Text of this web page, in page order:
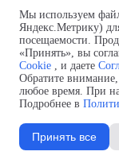
Мы используем
Яндекс.Метрику)
посещаемости.
«Принять», вы
Cookie , и даете
Обратите внимание,
любое время. При
Подробнее в
Принять все